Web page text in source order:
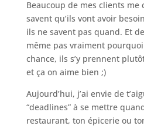
Beaucoup de mes clients me
savent qu’ils vont avoir
ils ne savent pas quand. Et
même pas vraiment
chance, ils s’y prennent
et ça on aime bien ;)
Aujourd’hui, j’ai envie de
“deadlines” à se mettre
restaurant, ton épicerie ou